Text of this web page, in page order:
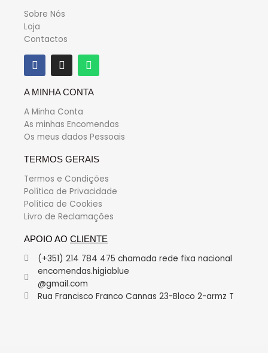
Sobre Nós
Loja
Contactos
A MINHA CONTA
A Minha Conta
As minhas Encomendas
Os meus dados Pessoais
TERMOS GERAIS
Termos e Condições
Política de Privacidade
Política de Cookies
Livro de Reclamações
APOIO AO CLIENTE
(+351) 214 784 475 chamada rede fixa nacional
encomendas.higiablue
@gmail.com
Rua Francisco Franco Cannas 23-Bloco 2-armz T